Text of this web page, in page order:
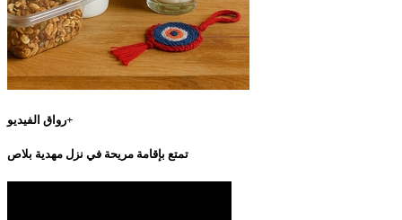
رواق الفيديو+
تمتع بإقامة مريحة في نزل مهدية بلاص